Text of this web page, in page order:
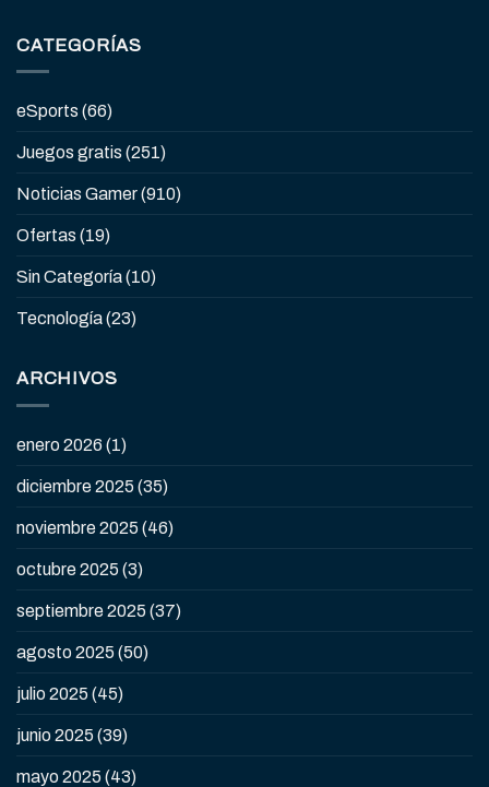
CATEGORÍAS
eSports (66)
Juegos gratis (251)
Noticias Gamer(910)
Ofertas (19)
Sin Categoría(10)
Tecnología(23)
ARCHIVOS
enero 2026 (1)
diciembre 2025 (35)
noviembre 2025 (46)
octubre 2025 (3)
septiembre 2025 (37)
agosto 2025 (50)
julio 2025 (45)
junio 2025 (39)
mayo 2025 (43)